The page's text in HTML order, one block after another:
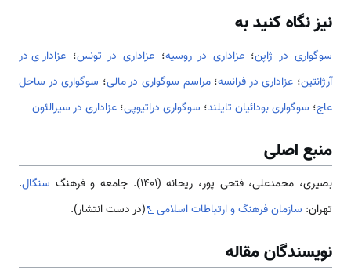
نیز نگاه کنید به
سوگواری در ژاپن؛ عزاداری در روسیه؛ عزاداری در تونس؛ عزاداری در
آرژانتین؛ عزاداری در فرانسه؛مراسم سوگواری در مالی؛ سوگواری در ساحل
عاج؛ سوگواری بودائیان تایلند؛ سوگواری دراتیوپی؛ عزاداری در سیرالئون
منبع اصلی
بصیری، محمدعلی، فتحی پور، ریحانه (1401). جامعه و فرهنگ سنگال.
تهران: سازمان فرهنگ و ارتباطات اسلامی (در دست انتشار).
نویسندگان مقاله